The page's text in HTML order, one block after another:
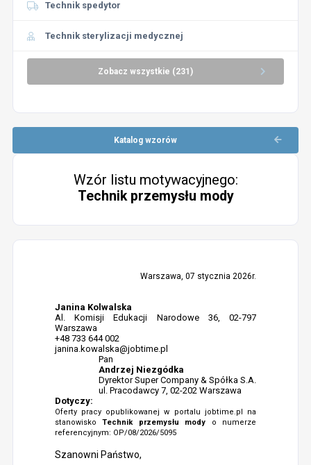
Technik spedytor
Technik sterylizacji medycznej
Zobacz wszystkie (231)
Katalog wzorów
Wzór listu motywacyjnego:
Technik przemysłu mody
Warszawa, 07 stycznia 2026r.
Janina Kolwalska
Al. Komisji Edukacji Narodowe 36, 02-797
Warszawa
+48 733 644 002
janina.kowalska@jobtime.pl
Pan
Andrzej Niezgódka
Dyrektor Super Company & Spółka S.A.
ul. Pracodawcy 7, 02-202 Warszawa
Dotyczy:
Oferty pracy opublikowanej w portalu jobtime.pl na
stanowiskoTechnik przemysłu mody o numerze
referencyjnym: OP/08/2026/5095
Szanowni Państwo,